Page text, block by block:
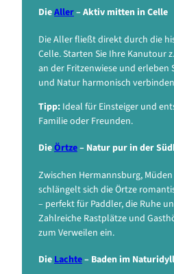
DieAller– Aktiv mitten in Celle
Die Aller fließt direkt durch die
Celle. Starten Sie Ihre Kanutour
an der Fritzenwiese und erleben
und Natur harmonisch
Tipp: Ideal für Einsteiger und
Familie oder Freunden.
DieÖrtze– Natur pur in der
Zwischen Hermannsburg,
schlängelt sich die Örtze
– perfekt für Paddler, die Ruhe
Zahlreiche Rastplätze und
zum Verweilen ein.
DieLachte– Baden im Naturidyll